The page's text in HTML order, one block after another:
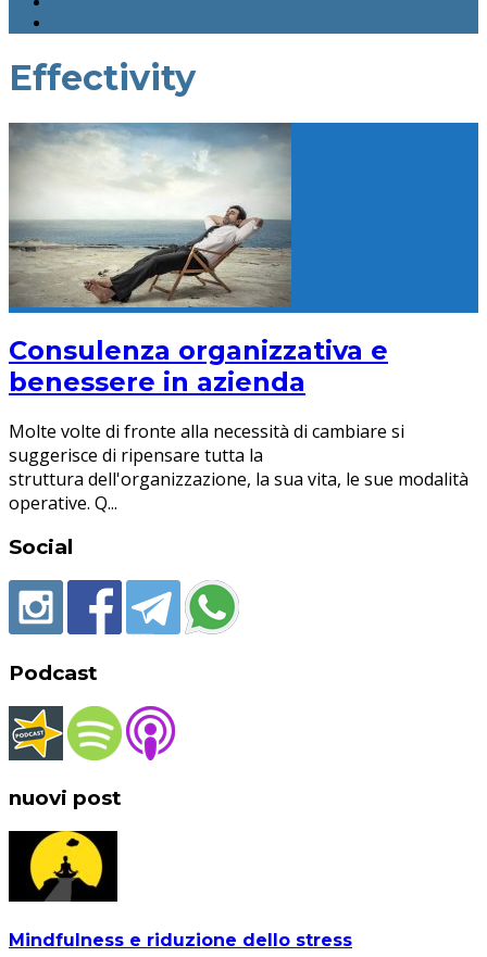
Effectivity
Consulenza organizzativa e
benessere in azienda
Molte volte di fronte alla necessità di cambiare si
suggerisce di ripensare tutta la
struttura dell'organizzazione, la sua vita, le sue modalità
operative. Q...
Social
Podcast
nuovi post
Mindfulness e riduzione dello stress